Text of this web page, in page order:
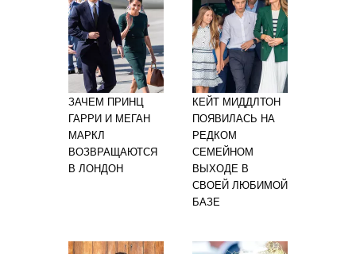
ЗАЧЕМ ПРИНЦ
ГАРРИ И МЕГАН
МАРКЛ
ВОЗВРАЩАЮТСЯ
В ЛОНДОН
КЕЙТ МИДДЛТОН
ПОЯВИЛАСЬ НА
РЕДКОМ
СЕМЕЙНОМ
ВЫХОДЕ В
СВОЕЙ ЛЮБИМОЙ
БАЗЕ